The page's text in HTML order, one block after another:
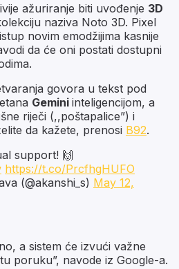
ažuriranje biti uvođenje 3D
naziva Noto 3D. Pixel
novim emodžijima kasnije
da će oni postati dostupni
govora u tekst pod
Gemini inteligencijom, a
riječi (,,poštapalice”) i
da kažete, prenosi B92.
support! 🙌
https://t.co/PrcfhgHUFO
(@akanshi_s) May 12,
a sistem će izvući važne
poruku”, navode iz Google-a.